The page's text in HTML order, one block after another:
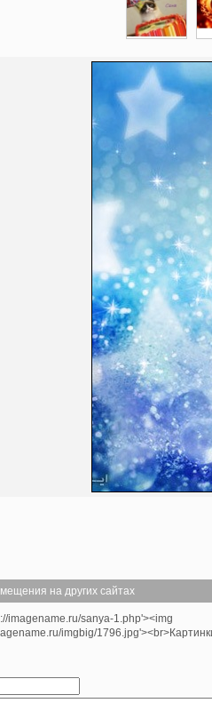
на других сайтах
imagename.ru/sanya-1.php'><img
imgbig/